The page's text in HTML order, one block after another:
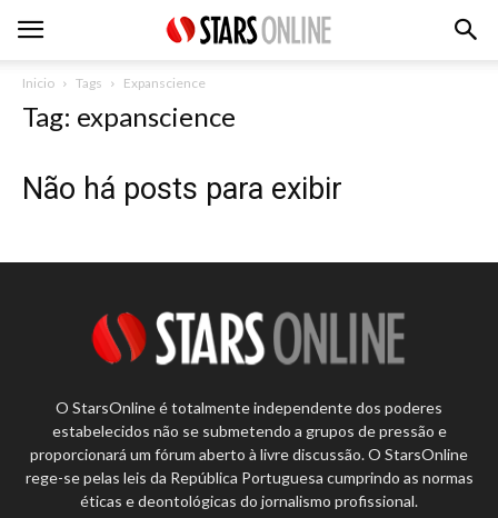
Inicio Tags Expanscience
Tag: expanscience
Não há posts para exibir
O StarsOnline é totalmente independente dos poderes
estabelecidos não se submetendo a grupos de pressão e
proporcionará um fórum aberto à livre discussão. O StarsOnline
rege-se pelas leis da República Portuguesa cumprindo as normas
éticas e deontológicas do jornalismo profissional.